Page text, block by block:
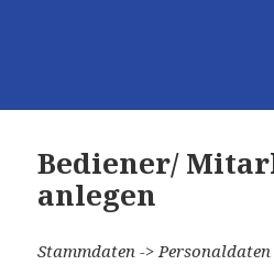
Bediener/
anlegen
Stammdaten -> Personaldaten